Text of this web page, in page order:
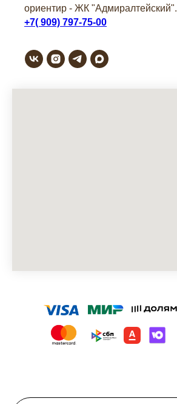
ориентир - ЖК "Адмиралтейский".
+7( 909) 797-75-00